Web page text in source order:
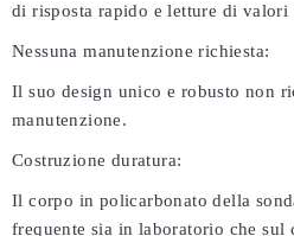
di risposta rapido e letture di valori
Nessuna manutenzione richiesta:
Il suo design unico e robusto non
manutenzione.
Costruzione duratura:
Il corpo in policarbonato della
frequente sia in laboratorio che sul